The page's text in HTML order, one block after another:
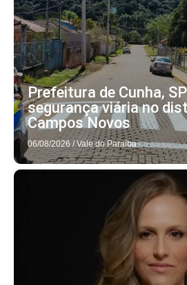
Prefeitura de Cunha,
segurança viária no
Campos Novos
06/08/2026 / Vale do Paraíba